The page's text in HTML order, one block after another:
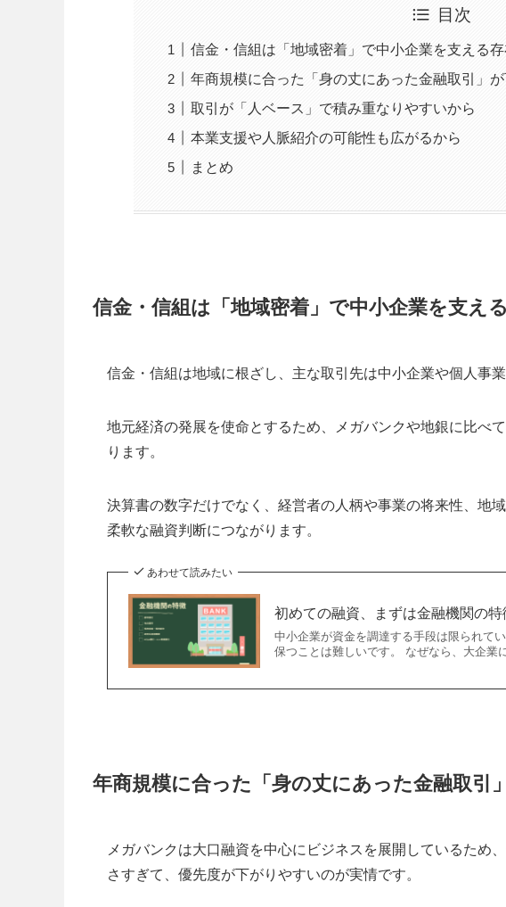
目次
信金・信組は「地域密着」で中小企業を支える
年商規模に合った「身の丈にあった金融取引」
取引が「人ベース」で積み重なりやすいから
本業支援や人脈紹介の可能性も広がるから
まとめ
信金・信組は「地域密着」で中小企業を支え
信金・信組は地域に根ざし、主な取引先は中小企業や個人事業
地元経済の発展を使命とするため、メガバンクや地銀に比べ
ります。
決算書の数字だけでなく、経営者の人柄や事業の将来性、地
柔軟な融資判断につながります。
あわせて読みたい
初めての融資、まずは金融機関の特
中小企業が資金を調達する手段は限られて
保つことは難しいです。 なぜなら、大企業
年商規模に合った「身の丈にあった金融取引
メガバンクは大口融資を中心にビジネスを展開しているため
さすぎて、優先度が下がりやすいのが実情です。